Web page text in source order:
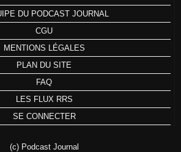
DU PODCAST JOURNAL
CGU
MENTIONS LÉGALES
PLAN DU SITE
FAQ
LES FLUX RRS
SE CONNECTER
(c) Podcast Journal